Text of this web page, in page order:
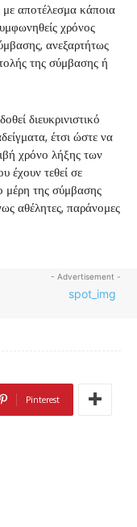
αποτέλεσμα κάποια
χρόνος
ανεξαρτήτως
της σύμβασης ή
διευκρινιστικό
έτσι ώστε να
χρόνο λήξης των
έχουν τεθεί σε
μέρη της σύμβασης
αθέλητες, παράνομες
- Advertisement -
Pinterest